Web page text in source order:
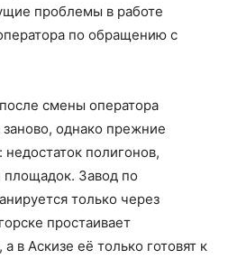
проблемы в работе
по обращению с
смены оператора
однако прежние
полигонов,
площадок. Завод по
только через
простаивает
в Аскизе её только готовят к